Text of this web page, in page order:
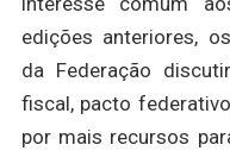
edições anteriores,
da Federação
fiscal, pacto
por mais recursos